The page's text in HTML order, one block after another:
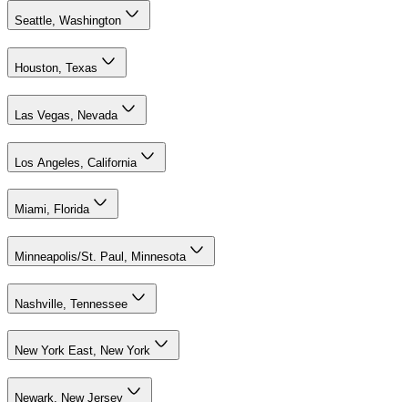
Seattle, Washington
Houston, Texas
Las Vegas, Nevada
Los Angeles, California
Miami, Florida
Minneapolis/St. Paul, Minnesota
Nashville, Tennessee
New York East, New York
Newark, New Jersey